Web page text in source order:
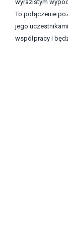
wyrazistym
To połączenie
jego
współpracy i